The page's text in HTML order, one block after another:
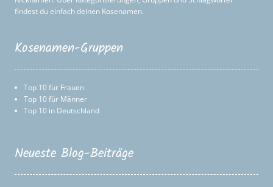
findest du einfach deinen Kosenamen.
Kosenamen-Gruppen
Top 10 für Frauen
Top 10 für Männer
Top 10 in Deutschland
Neueste Blog-Beiträge